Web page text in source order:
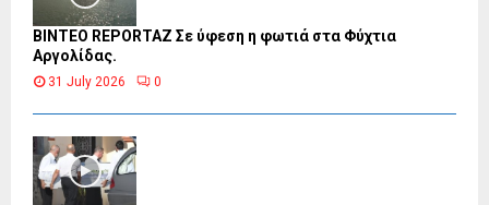
BINTEO REPORTAZ Σε ύφεση η φωτιά στα Φύχτια
Αργολίδας.
31 July 2026 0